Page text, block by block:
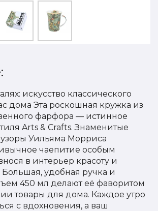
искусство классического
дома Эта роскошная кружка из
фарфора — истинное
Arts & Crafts. Знаменитые
Уильяма Морриса
чаепитие особым
в интерьер красоту и
Большая, удобная ручка и
450 мл делают её фаворитом
товары для дома. Каждое утро
с вдохновения, а ваш